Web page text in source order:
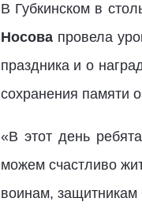
В Губкинском в
Носовапровела
праздника и о
сохранения памяти
«В этот день
можем счастливо
воинам, защитникам